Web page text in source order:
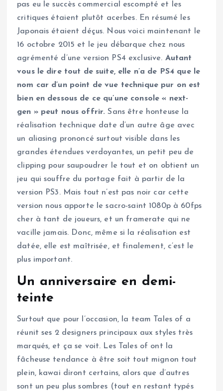
pas eu le succès commercial escompté et les
critiques étaient plutôt acerbes. En résumé les
Japonais étaient déçus. Nous voici maintenant le
16 octobre 2015 et le jeu débarque chez nous
agrémenté d’une version PS4 exclusive. Autant
vous le dire tout de suite, elle n’a de PS4 que le
nom car d’un point de vue technique pur on est
bien en dessous de ce qu’une console « next-
gen » peut nous offrir. Sans être honteuse la
réalisation technique date d’un autre âge avec
un aliasing prononcé surtout visible dans les
grandes étendues verdoyantes, un petit peu de
clipping pour saupoudrer le tout et on obtient un
jeu qui souffre du portage fait à partir de la
version PS3. Mais tout n’est pas noir car cette
version nous apporte le sacro-saint 1080p à 60fps
cher à tant de joueurs, et un framerate qui ne
vacille jamais. Donc, même si la réalisation est
datée, elle est maîtrisée, et finalement, c’est le
plus important.
Un anniversaire en demi-
teinte
Surtout que pour l’occasion, la team Tales of a
réunit ses 2 designers principaux aux styles très
marqués, et ça se voit. Les Tales of ont la
fâcheuse tendance à être soit tout mignon tout
plein, kawai diront certains, alors que d’autres
sont un peu plus sombres (tout en restant typés